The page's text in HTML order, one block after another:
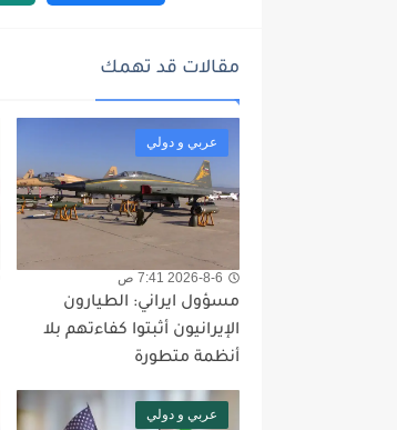
مقالات قد تهمك
عربي و دولي
2026-8-6 7:41 ص
مسؤول ايراني: الطيارون
الإيرانيون أثبتوا كفاءتهم بلا
أنظمة متطورة
عربي و دولي